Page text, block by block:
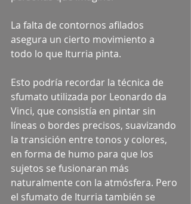
La falta de contornos afilados
asegura un cierto movimiento a
todo lo que Iturria pinta.
Esto podría recordar la técnica de
sfumato utilizada por Leonardo da
Vinci, que consistía en pintar sin
líneas o bordes precisos, suavizando
la transición entre tonos y colores,
en forma de humo para que los
sujetos se fusionaran más
naturalmente con la atmósfera. Pero
el sfumato de Iturria también se